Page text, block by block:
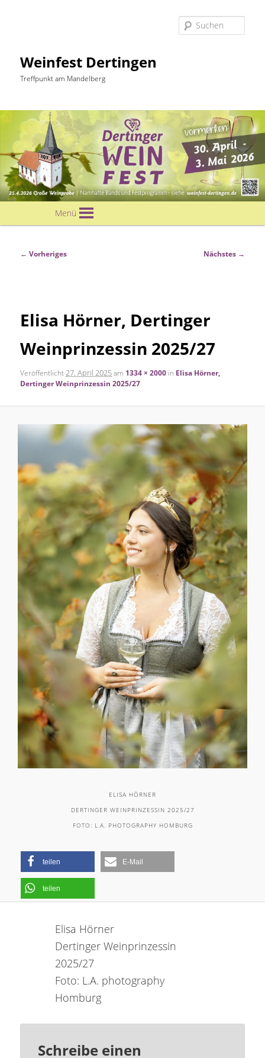
Weinfest Dertingen
Treffpunkt am Mandelberg
primären
springen
Menü
Bilder-
← Vorheriges Nächstes →
Elisa Hörner, Dertinger
Weinprinzessin 2025/27
Veröffentlicht27. April 2025am 1334 × 2000 in Elisa Hörner,
Dertinger Weinprinzessin 2025/27
ELISA HÖRNER
DERTINGER WEINPRINZESSIN 2025/27
FOTO: L.A. PHOTOGRAPHY HOMBURG
teilen E-Mail
teilen
Elisa Hörner
Dertinger Weinprinzessin
2025/27
Foto: L.A. photography
Homburg
Schreibe einen